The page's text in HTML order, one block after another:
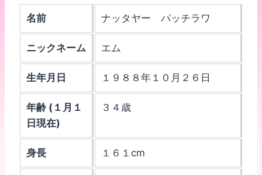
名前 ナッタヤー パッチラワ
ニックネーム エム
生年月日 １９８８年１０月２６日
年齢 (１月１
日現在)
３４歳
身長 １６１cm